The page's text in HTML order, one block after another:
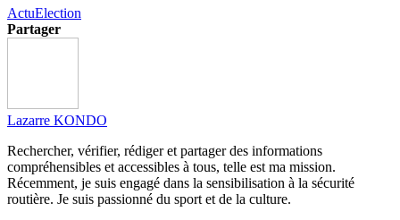
ActuElection
Partager
Lazarre KONDO
Rechercher, vérifier, rédiger et partager des informations
compréhensibles et accessibles à tous, telle est ma mission.
Récemment, je suis engagé dans la sensibilisation à la sécurité
routière. Je suis passionné du sport et de la culture.